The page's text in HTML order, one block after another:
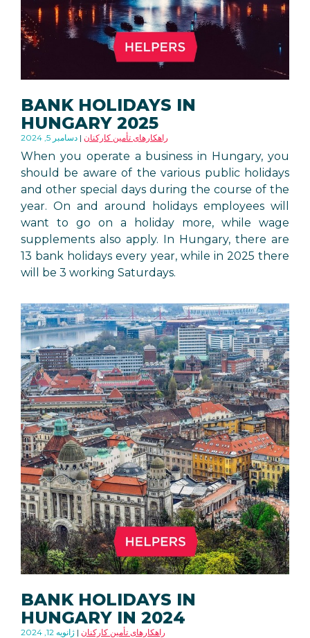
BANK HOLIDAYS IN
HUNGARY 2025
دسامبر 5, 2024 راهکارهای تأمین کارکنان
When you operate a business in Hungary, you
should be aware of the various public holidays
and other special days during the course of the
year. On and around holidays employees will
want to go on a holiday more, while wage
supplements also apply. In Hungary, there are
13 bank holidays every year, while in 2025 there
will be 3 working Saturdays.
BANK HOLIDAYS IN
HUNGARY IN 2024
ژانویه 12, 2024 راهکارهای تأمین کارکنان